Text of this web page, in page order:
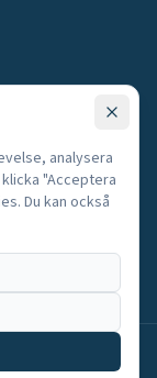
Org.nr:
analysera
"Acceptera
Du kan också